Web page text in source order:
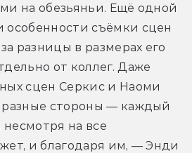
на обезьяньи. Ещё одной
особенности съёмки сцен
разницы в размерах его
от коллег. Даже
сцен Серкис и Наоми
разные стороны — каждый
несмотря на все
и благодаря им, — Энди